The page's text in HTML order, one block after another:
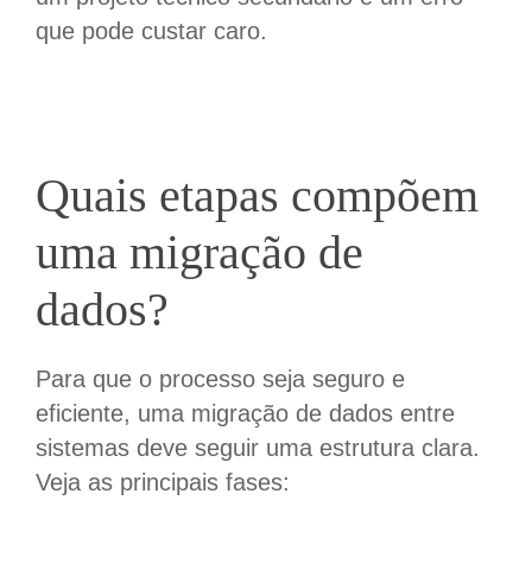
que pode custar caro.
Quais etapas compõem
uma migração de
dados?
Para que o processo seja seguro e
eficiente, uma migração de dados entre
sistemas deve seguir uma estrutura clara.
Veja as principais fases: